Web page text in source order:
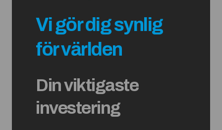
Vi gör dig synlig
för världen
Din viktigaste
investering